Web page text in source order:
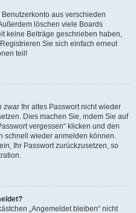
aus verschieden
löschen viele Boards
keine Beiträge geschrieben haben,
Sie sich einfach erneut
teil!
zwar Ihr altes Passwort nicht wieder
Dies machen Sie, indem Sie auf
vergessen“ klicken und den
schnell wieder anmelden können.
Ihr Passwort zurückzusetzen, so
„Angemeldet bleiben“ nicht